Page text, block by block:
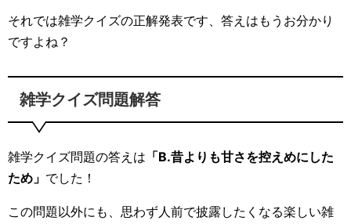
それでは雑学クイズの正解発表です、答えはもうお分かり
ですよね？
雑学クイズ問題解答
雑学クイズ問題の答えは 「B.昔よりも甘さを控えめにした
ため」 でした！
この問題以外にも、思わず人前で披露したくなる楽しい雑